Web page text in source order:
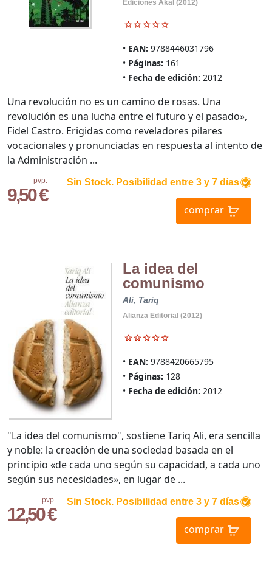
Ediciones Akal (2012)
EAN: 9788446031796
Páginas: 161
Fecha de edición: 2012
pvp.
9,50 €
Sin Stock. Posibilidad entre 3 y 7 días
comprar
Una revolución no es un camino de rosas. Una
revolución es una lucha entre el futuro y el pasado»,
Fidel Castro. Erigidas como reveladores pilares
vocacionales y pronunciadas en respuesta al intento de
la Administración ...
La idea del
comunismo
Ali, Tariq
Alianza Editorial (2012)
EAN: 9788420665795
Páginas: 128
Fecha de edición: 2012
pvp.
12,50 €
Sin Stock. Posibilidad entre 3 y 7 días
comprar
"La idea del comunismo", sostiene Tariq Ali, era sencilla
y noble: la creación de una sociedad basada en el
principio «de cada uno según su capacidad, a cada uno
según sus necesidades», en lugar de ...